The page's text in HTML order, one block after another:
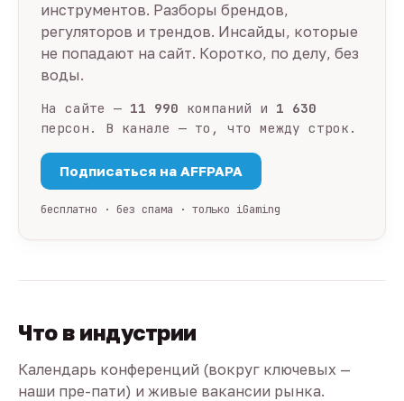
инструментов. Разборы брендов,
регуляторов и трендов. Инсайды, которые
не попадают на сайт. Коротко, по делу, без
воды.
На сайте — 11 990 компаний и 1 630
персон. В канале — то, что между строк.
Подписаться на AFFPAPA
бесплатно · без спама · только iGaming
Что в индустрии
Календарь конференций (вокруг ключевых —
наши пре-пати) и живые вакансии рынка.